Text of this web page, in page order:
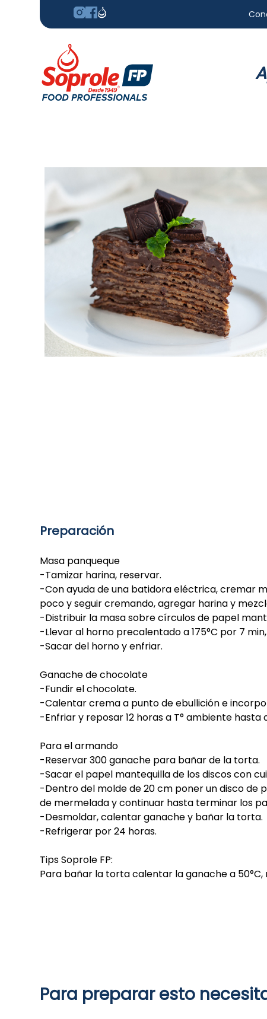
Preparación
Masa panqueque
-Tamizar harina, reservar.
-Con ayuda de una batidora eléctrica, cremar
poco y seguir cremando, agregar harina y
-Distribuir la masa sobre círculos de papel
-Llevar al horno precalentado a 175°C por 7
-Sacar del horno y enfriar.
Ganache de chocolate
-Fundir el chocolate.
-Calentar crema a punto de ebullición e
-Enfriar y reposar 12 horas a T° ambiente
Para el armando
-Reservar 300 ganache para bañar de la torta.
-Sacar el papel mantequilla de los discos con
-Dentro del molde de 20 cm poner un disco de
de mermelada y continuar hasta terminar los
-Desmoldar, calentar ganache y bañar la torta.
-Refrigerar por 24 horas.
Tips Soprole FP:
Para bañar la torta calentar la ganache a
Para preparar esto